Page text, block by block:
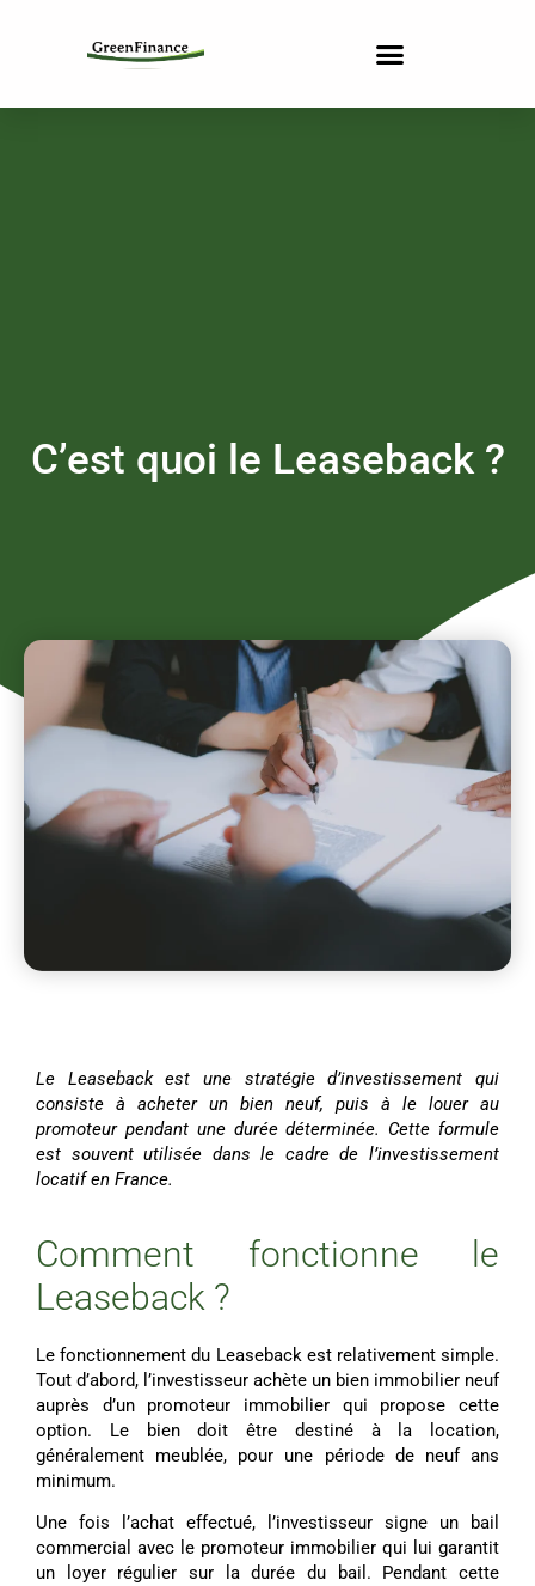
C’est quoi le Leaseback ?
Le Leaseback est une stratégie d’investissement qui
consiste à acheter un bien neuf, puis à le louer au
promoteur pendant une durée déterminée. Cette formule
est souvent utilisée dans le cadre de l’investissement
locatif en France.
Comment fonctionne le
Leaseback ?
Le fonctionnement du Leaseback est relativement simple.
Tout d’abord, l’investisseur achète un bien immobilier neuf
auprès d’un promoteur immobilier qui propose cette
option. Le bien doit être destiné à la location,
généralement meublée, pour une période de neuf ans
minimum.
Une fois l’achat effectué, l’investisseur signe un bail
commercial avec le promoteur immobilier qui lui garantit
un loyer régulier sur la durée du bail. Pendant cette